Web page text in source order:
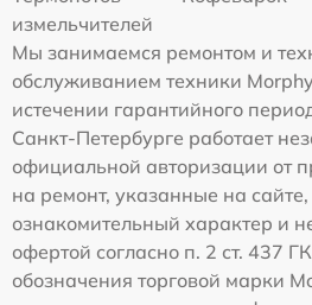
измельчителей
Мы занимаемся ремонтом и
обслуживанием техники
истечении гарантийного
Санкт-Петербурге работает
официальной авторизации от
на ремонт, указанные на
ознакомительный характер и
офертой согласно п. 2 ст. 437
обозначения торговой марки